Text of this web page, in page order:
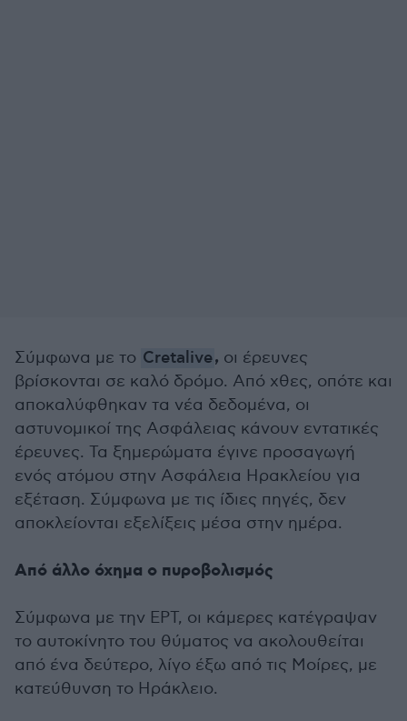
Σύμφωνα με το Cretalive, οι έρευνες
βρίσκονται σε καλό δρόμο. Από χθες, οπότε και
αποκαλύφθηκαν τα νέα δεδομένα, οι
αστυνομικοί της Ασφάλειας κάνουν εντατικές
έρευνες. Τα ξημερώματα έγινε προσαγωγή
ενός ατόμου στην Ασφάλεια Ηρακλείου για
εξέταση. Σύμφωνα με τις ίδιες πηγές, δεν
αποκλείονται εξελίξεις μέσα στην ημέρα.
Από άλλο όχημα ο πυροβολισμός
Σύμφωνα με την ΕΡΤ, οι κάμερες κατέγραψαν
το αυτοκίνητο του θύματος να ακολουθείται
από ένα δεύτερο, λίγο έξω από τις Μοίρες, με
κατεύθυνση το Ηράκλειο.